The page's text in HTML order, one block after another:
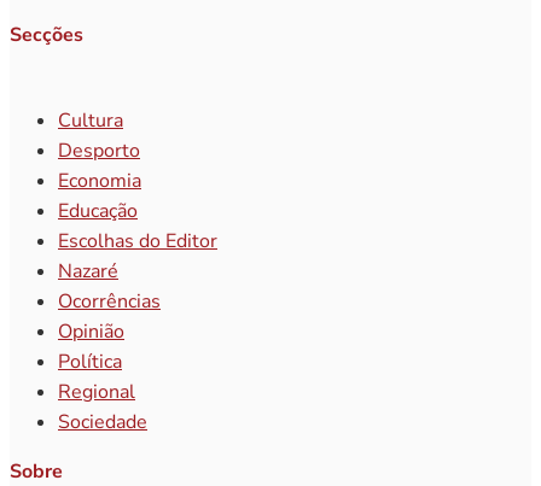
Secções
Cultura
Desporto
Economia
Educação
Escolhas do Editor
Nazaré
Ocorrências
Opinião
Política
Regional
Sociedade
Sobre